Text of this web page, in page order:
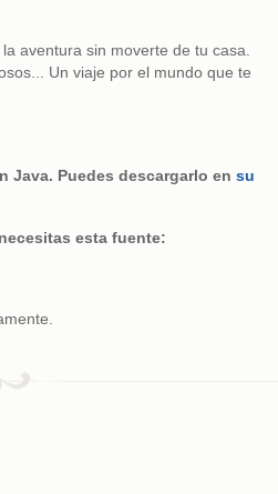
aventura sin moverte de tu casa.
Un viaje por el mundo que te
Java. Puedes descargarlo en su
esta fuente: